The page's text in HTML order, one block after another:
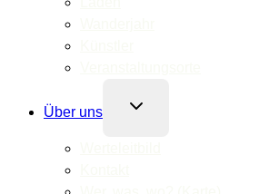
Über uns
Untermenü